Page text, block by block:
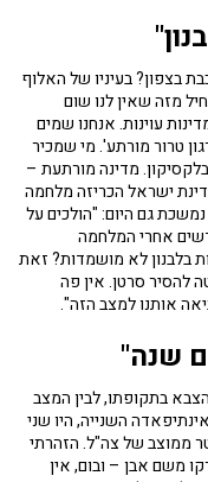
בצפון? בעיניו של האלוף
מזה שאין לנו שום
עוינות. אנחנו שמים
טרור מורתע'. מי שמכיר
מדינה מורתעת –
לה מה להפסיד". הוא הזכיר כי ב-2006 מדינת ישראל הכריזה מלחמה
נמשכת גם היום: "הולכים על
מכריזים משהו נגד לבנון. למה 10 חודשים אחרי המלחמה
בלבנון לא מושמדות? זאת
להסיר סרטן. אין פה
אותנו למצב הזה".
שנה"
בתקופתו, לבין המצב
"ב-2000, כשפרצה האינתיפאדה השנייה, היו שני
שנקראו התאומים מעזה. הם היו 150 מטר ממוצב של צה"ל. הזהרתי
משם אבן – ובום, אין